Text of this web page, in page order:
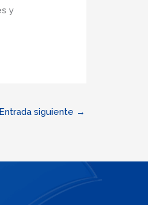
y
Entrada siguiente →